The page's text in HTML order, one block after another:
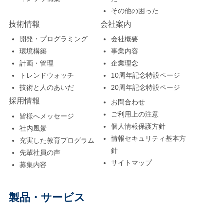
その他の困った
技術情報
開発・プログラミング
環境構築
計画・管理
トレンドウォッチ
技術と人のあいだ
会社案内
会社概要
事業内容
企業理念
10周年記念特設ページ
20周年記念特設ページ
採用情報
皆様へメッセージ
社内風景
充実した教育プログラム
先輩社員の声
募集内容
お問合わせ
ご利用上の注意
個人情報保護方針
情報セキュリティ基本方
針
サイトマップ
製品・サービス